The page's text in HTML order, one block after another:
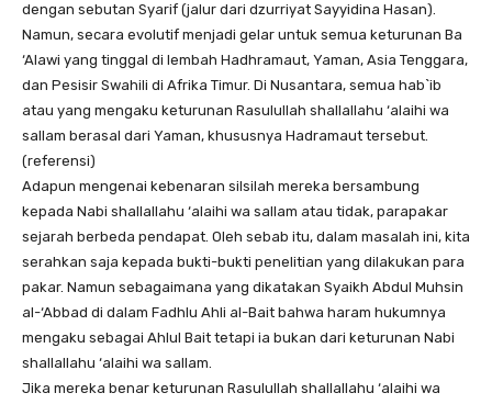
dengan sebutan Syarif (jalur dari dzurriyat Sayyidina Hasan).
Namun, secara evolutif menjadi gelar untuk semua keturunan Ba
‘Alawi yang tinggal di lembah Hadhramaut, Yaman, Asia Tenggara,
dan Pesisir Swahili di Afrika Timur. Di Nusantara, semua hab`ib
atau yang mengaku keturunan Rasulullah shallallahu ‘alaihi wa
sallam berasal dari Yaman, khususnya Hadramaut tersebut.
(referensi)
Adapun mengenai kebenaran silsilah mereka bersambung
kepada Nabi shallallahu ‘alaihi wa sallam atau tidak, parapakar
sejarah berbeda pendapat. Oleh sebab itu, dalam masalah ini, kita
serahkan saja kepada bukti-bukti penelitian yang dilakukan para
pakar. Namun sebagaimana yang dikatakan Syaikh Abdul Muhsin
al-‘Abbad di dalam Fadhlu Ahli al-Bait bahwa haram hukumnya
mengaku sebagai Ahlul Bait tetapi ia bukan dari keturunan Nabi
shallallahu ‘alaihi wa sallam.
Jika mereka benar keturunan Rasulullah shallallahu ‘alaihi wa